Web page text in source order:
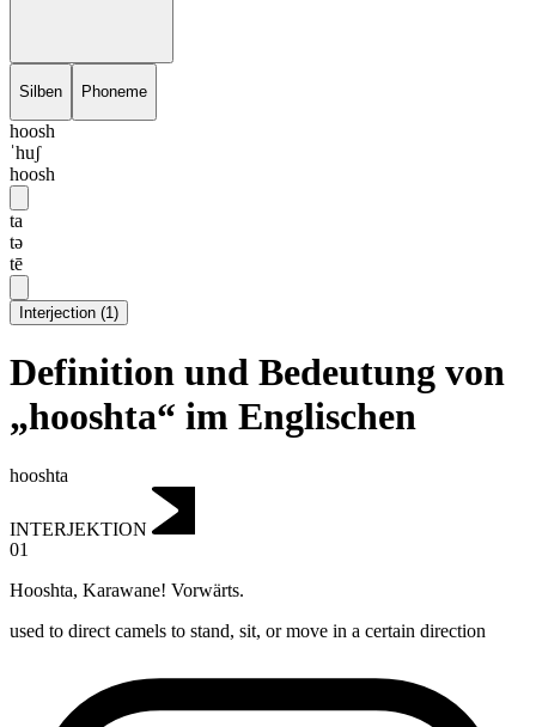
Silben Phoneme
hoosh
ˈhuʃ
hoosh
ta
tə
tē
Interjection (1)
Definition und Bedeutung von
„hooshta“ im Englischen
hooshta
INTERJEKTION
01
Hooshta, Karawane! Vorwärts.
used to direct camels to stand, sit, or move in a certain direction